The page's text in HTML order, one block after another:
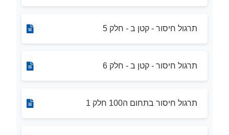
תרגול חיסור - קטן ב - חלק 5
תרגול חיסור - קטן ב - חלק 6
תרגול חיסור בתחום ה100 חלק 1